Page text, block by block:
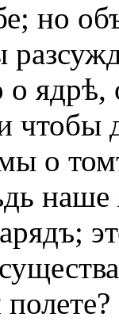
но
о
чтобы
о